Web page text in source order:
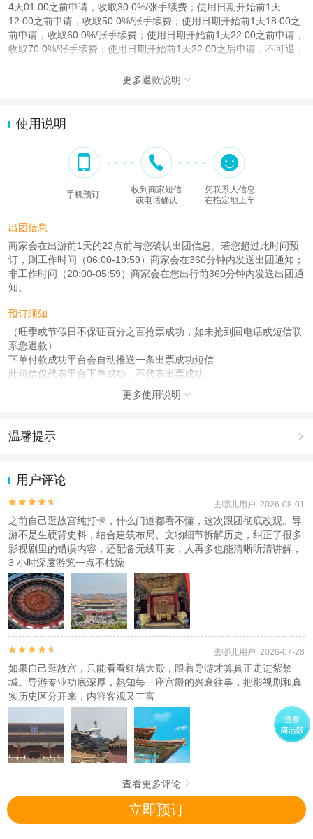
4天01:00之前申请，收取30.0%/张手续费；使用日期开始前1天
12:00之前申请，收取50.0%/张手续费；使用日期开始前1天18:00之
前申请，收取60.0%/张手续费；使用日期开始前1天22:00之前申请，
收取70.0%/张手续费；使用日期开始前1天22:00之后申请，不可退；
更多退款说明 
使用说明
手机预订
收到商家短信
或电话确认
凭联系人信息
在指定地上车
出团信息
商家会在出游前1天的22点前与您确认出团信息。若您超过此时间预
订，则工作时间（06:00-19:59）商家会在360分钟内发送出团通知；
非工作时间（20:00-05:59）商家会在您出行前360分钟内发送出团通
知。
预订须知
（旺季或节假日不保证百分之百抢票成功，如未抢到回电话或短信联
系您退款）
下单付款成功平台会自动推送一条出票成功短信
此短信仅代表平台下单成功，不代表出票成功。
系您退款）
下单付款成功平台会自动推送一条出票成功短信
产品说明
（旺季或节假日不保证百分之百抢票成功，如未抢到回电话或短信联
系您退款）
下单付款成功平台会自动推送一条出票成功短信
此短信仅代表平台下单成功，不代表出票成功。
人群说明
（旺季或节假日不保证百分之百抢票成功，如未抢到回电话或短信联
系您退款）
下单付款成功平台会自动推送一条出票成功短信
此短信仅代表平台下单成功，不代表出票成功。
（旺季或节假日不保证百分之百抢票成功，如未抢到回电话或短信联
系您退款）
下单付款成功平台会自动推送一条出票成功短信
此短信仅代表平台下单成功，不代表出票成功。
注意事项
（旺季或节假日不保证百分之百抢票成功，如未抢到回电话或短信联
下单付款成功平台会自动推送一条出票成功短信
此短信仅代表平台下单成功，不代表出票成功。
更多使用说明 
温馨提示 
动（如跳伞、潜水、滑雪等）前，请务必仔细阅读
2.为普及旅游安全知识及旅游文明公约，使您的旅程顺利圆满完成，
特制定《去哪儿网旅游安全手册》 ，请您认真阅读并切实遵守。
用户评论

 去哪儿用户 2026-08-01
之前自己逛故宫纯打卡，什么门道都看不懂，这次跟团彻底改观。导
游不是生硬背史料，结合建筑布局、文物细节拆解历史，纠正了很多
影视剧里的错误内容，还配备无线耳麦，人再多也能清晰听清讲解，
3 小时深度游览一点不枯燥

 去哪儿用户 2026-07-28
如果自己逛故宫，只能看看红墙大殿，跟着导游才算真正走进紫禁
城。导游专业功底深厚，熟知每一座宫殿的兴衰往事，把影视剧和真
实历史区分开来，内容客观又丰富
查看更多评论 
立即预订